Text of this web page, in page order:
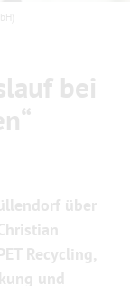
bei
über
Recycling,
und